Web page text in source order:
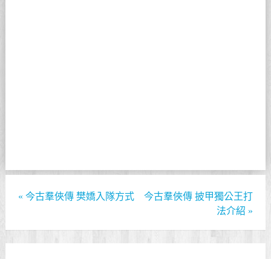
« 今古羣俠傳 樊嬌入隊方式
今古羣俠傳 披甲獨公王打
法介紹 »